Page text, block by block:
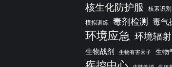
核生化防护服 核素识别
模拟训练 毒剂检测 毒气
环境应急 环境辐
生物战剂 生物有害因子 生物